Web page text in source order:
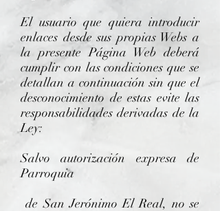
El usuario que quiera introducir
enlaces desde sus propias Webs a
la presente Página Web deberá
cumplir con las condiciones que se
detallan a continuación sin que el
desconocimiento de estas evite las
responsabilidades derivadas de la
Ley:
Salvo autorización expresa de
Parroquia
de San Jerónimo El Real, no se